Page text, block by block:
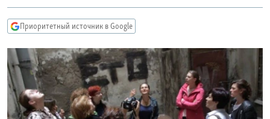
Вернутся
поиску
КАВКАЗ.РЕАЛИИ
СЕВЕР.РЕАЛИИ
СИБИРЬ.РЕАЛИИ
РАСПИСАНИЕ ВЕЩАНИЯ
Приоритетный источник в Google